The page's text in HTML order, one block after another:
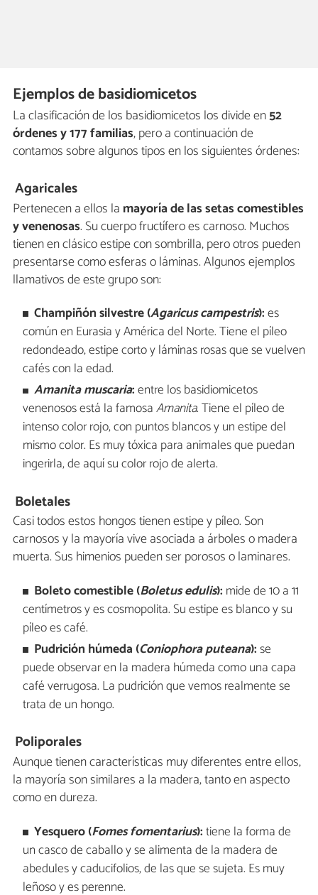
Ejemplos de basidiomicetos
La clasificación de los basidiomicetos los divide en52
órdenes y 177 familias, pero a continuación de
contamos sobre algunos tipos en los siguientes órdenes:
Agaricales
Pertenecen a ellos la mayoría de las setas comestibles
y venenosas. Su cuerpo fructífero es carnoso. Muchos
tienen en clásico estipe con sombrilla, pero otros pueden
presentarse como esferas o láminas. Algunos ejemplos
llamativos de este grupo son:
Champiñón silvestre (Agaricus campestris):es
común en Eurasia y América del Norte. Tiene el píleo
redondeado, estipe corto y láminas rosas que se vuelven
cafés con la edad.
Amanita muscaria:entre los basidiomicetos
venenosos está la famosaAmanita. Tiene el píleo de
intenso color rojo, con puntos blancos y un estipe del
mismo color. Es muy tóxica para animales que puedan
ingerirla, de aquí su color rojo de alerta.
Boletales
Casi todos estos hongos tienen estipe y píleo. Son
carnosos y la mayoría vive asociada a árboles o madera
muerta. Sus himenios pueden ser porosos o laminares.
Boleto comestible (Boletus edulis): mide de 10 a 11
centímetros y es cosmopolita. Su estipe es blanco y su
píleo es café.
Pudrición húmeda (Coniophora puteana):se
puede observar en la madera húmeda como una capa
café verrugosa. La pudrición que vemos realmente se
trata de un hongo.
Poliporales
Aunque tienen características muy diferentes entre ellos,
la mayoría son similares a la madera, tanto en aspecto
como en dureza.
Yesquero (Fomes fomentarius):tiene la forma de
un casco de caballo y se alimenta de la madera de
abedules y caducifolios, de las que se sujeta. Es muy
leñoso y es perenne.